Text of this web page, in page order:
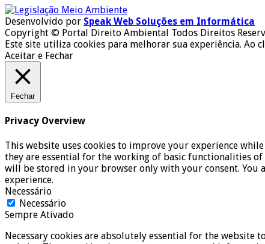
Desenvolvido por Speak Web Soluções em Informática
Copyright © Portal Direito Ambiental Todos Direitos
Este site utiliza cookies para melhorar sua experiência. Ao
Aceitar e Fechar
Fechar
Privacy Overview
This website uses cookies to improve your experience
they are essential for the working of basic functionalities
will be stored in your browser only with your consent. You
experience.
Necessário
Necessário
Sempre Ativado
Necessary cookies are absolutely essential for the